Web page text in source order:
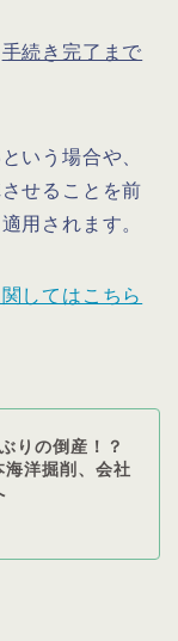
手続き完了まで
いう場合や、
せることを前
用されます。
してはこちら
りの倒産！？
洋掘削、会社